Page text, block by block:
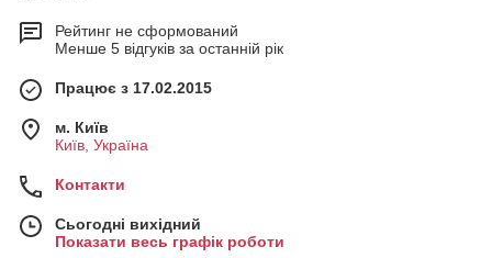
Рейтинг не сформований
Менше 5 відгуків за останній рік
Працює з 17.02.2015
м. Київ
Київ, Україна
Контакти
Сьогодні вихідний
Показати весь графік роботи